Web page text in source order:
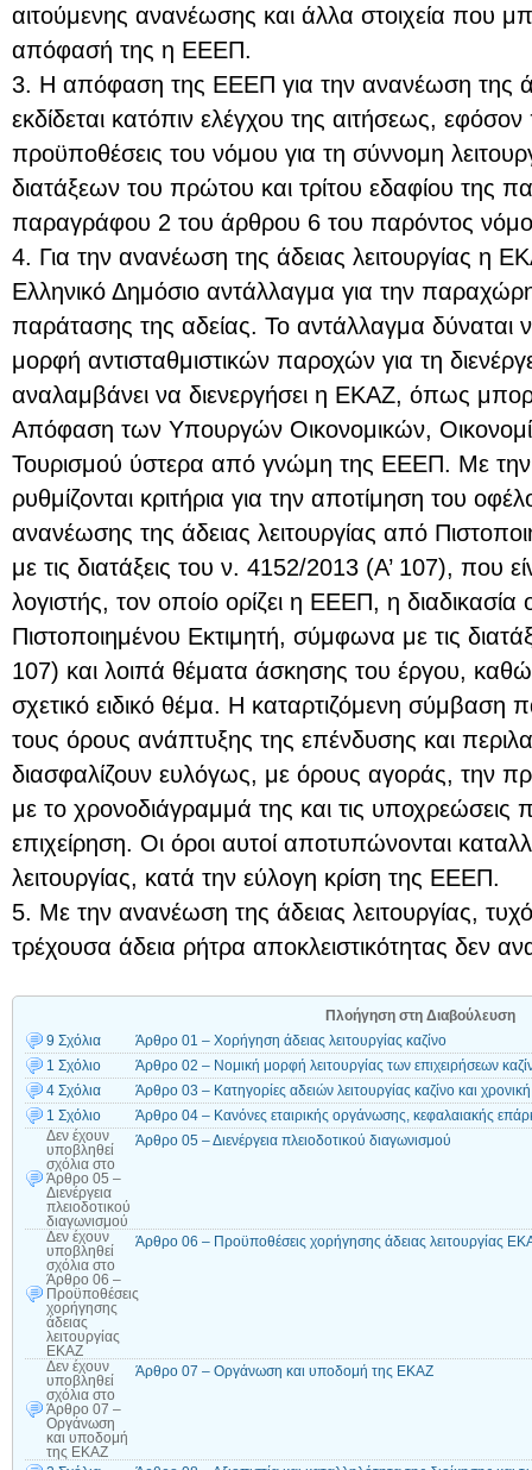
αιτούμενης ανανέωσης και άλλα στοιχεία που
απόφασή της η ΕΕΕΠ.
3. Η απόφαση της ΕΕΕΠ για την ανανέωση της
εκδίδεται κατόπιν ελέγχου της αιτήσεως, εφόσον
προϋποθέσεις του νόμου για τη σύννομη
διατάξεων του πρώτου και τρίτου εδαφίου της
παραγράφου 2 του άρθρου 6 του παρόντος
4. Για την ανανέωση της άδειας λειτουργίας η
Ελληνικό Δημόσιο αντάλλαγμα για την
παράτασης της αδείας. Το αντάλλαγμα δύναται
μορφή αντισταθμιστικών παροχών για τη
αναλαμβάνει να διενεργήσει η ΕΚΑΖ, όπως
Απόφαση των Υπουργών Οικονομικών,
Τουρισμού ύστερα από γνώμη της ΕΕΕΠ. Με
ρυθμίζονται κριτήρια για την αποτίμηση του
ανανέωσης της άδειας λειτουργίας από
με τις διατάξεις του ν. 4152/2013 (Α’ 107), που
λογιστής, τον οποίο ορίζει η ΕΕΕΠ, η διαδικασία
Πιστοποιημένου Εκτιμητή, σύμφωνα με τις
107) και λοιπά θέματα άσκησης του έργου,
σχετικό ειδικό θέμα. Η καταρτιζόμενη σύμβαση
τους όρους ανάπτυξης της επένδυσης και
διασφαλίζουν ευλόγως, με όρους αγοράς, την
με το χρονοδιάγραμμά της και τις υποχρεώσεις
επιχείρηση. Οι όροι αυτοί αποτυπώνονται
λειτουργίας, κατά την εύλογη κρίση της ΕΕΕΠ.
5. Με την ανανέωση της άδειας λειτουργίας,
τρέχουσα άδεια ρήτρα αποκλειστικότητας δεν
Πλοήγηση στη Διαβούλευση
9 Σχόλια
Άρθρο 01 – Χορήγηση άδειας λειτουργίας καζίνο
1 Σχόλιο
Άρθρο 02 – Νομική μορφή λειτουργίας των επιχειρήσεων
4 Σχόλια
Άρθρο 03 – Κατηγορίες αδειών λειτουργίας καζίνο και χρονική
1 Σχόλιο
Άρθρο 04 – Κανόνες εταιρικής οργάνωσης, κεφαλαιακής
Δεν έχουν
υποβληθεί
σχόλια στο
Άρθρο 05 –
Διενέργεια
πλειοδοτικού
διαγωνισμού
Άρθρο 05 – Διενέργεια πλειοδοτικού διαγωνισμού
Δεν έχουν
υποβληθεί
σχόλια στο
Άρθρο 06 –
Προϋποθέσεις
χορήγησης
άδειας
λειτουργίας
ΕΚΑΖ
Άρθρο 06 – Προϋποθέσεις χορήγησης άδειας λειτουργίας
Δεν έχουν
υποβληθεί
σχόλια στο
Άρθρο 07 –
Οργάνωση
και υποδομή
της ΕΚΑΖ
Άρθρο 07 – Οργάνωση και υποδομή της ΕΚΑΖ